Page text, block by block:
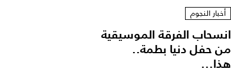
أخبار النجوم
انسحاب الفرقة الموسيقية
من حفل دنيا بطمة..
هذا...